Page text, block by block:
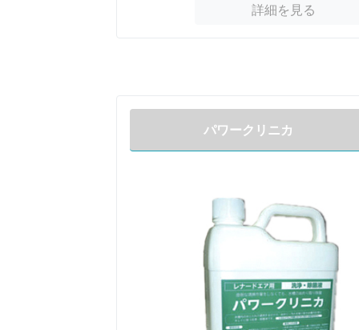
詳細を見る
パワークリニカ